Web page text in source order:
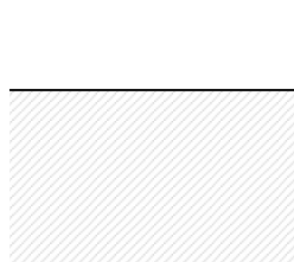
contenido